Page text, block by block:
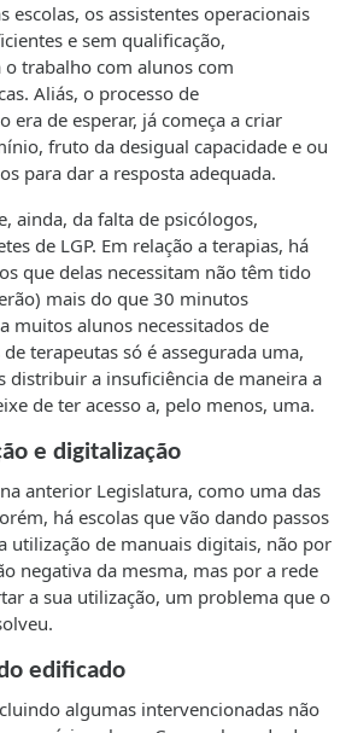
escolas, os assistentes operacionais
e sem qualificação,
trabalho com alunos com
Aliás, o processo de
era de esperar, já começa a criar
fruto da desigual capacidade e ou
para dar a resposta adequada.
ainda, da falta de psicólogos,
de LGP. Em relação a terapias, há
que delas necessitam não têm tido
mais do que 30 minutos
muitos alunos necessitados de
terapeutas só é assegurada uma,
distribuir a insuficiência de maneira a
de ter acesso a, pelo menos, uma.
e digitalização
anterior Legislatura, como uma das
há escolas que vão dando passos
utilização de manuais digitais, não por
negativa da mesma, mas por a rede
a sua utilização, um problema que o
edificado
algumas intervencionadas não